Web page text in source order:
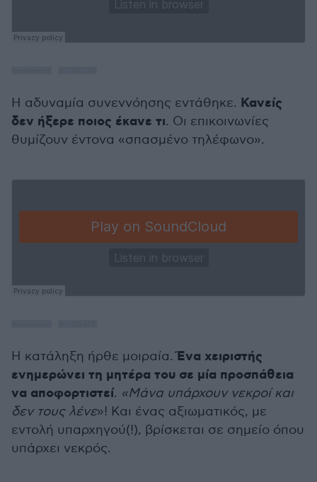
Η αδυναμία συνεννόησης εντάθηκε. Κανείς
δεν ήξερε ποιος έκανε τι. Οι επικοινωνίες
θυμίζουν έντονα «σπασμένο τηλέφωνο».
Η κατάληξη ήρθε μοιραία.Ένα χειριστής
ενημερώνει τη μητέρα του σε μία προσπάθεια
να αποφορτιστεί. «Μάνα υπάρχουν νεκροί και
δεν τους λένε»! Και ένας αξιωματικός, με
εντολή υπαρχηγού(!), βρίσκεται σε σημείο όπου
υπάρχει νεκρός.